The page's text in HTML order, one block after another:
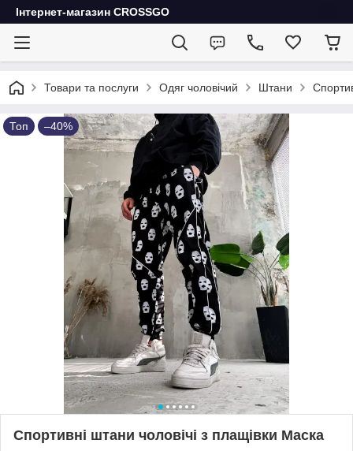
Інтернет-магазин CROSSGO
Товари та послуги Одяг чоловічий Штани
Топ –40%
Спортивні штани чоловічі з плащівки Маска